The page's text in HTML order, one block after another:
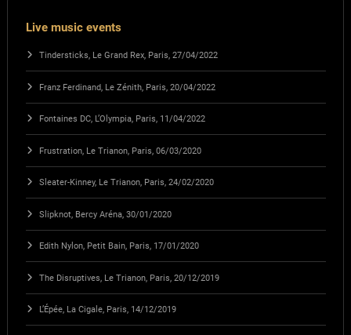
Live music events
Tindersticks, Le Grand Rex, Paris, 27/04/2022
Franz Ferdinand, Le Zénith, Paris, 20/04/2022
Fontaines DC, L’Olympia, Paris, 11/04/2022
Frustration, Le Trianon, Paris, 06/03/2020
Sleater-Kinney, Le Trianon, Paris, 24/02/2020
Slipknot, Bercy Aréna, 30/01/2020
Edith Nylon, Petit Bain, Paris, 17/01/2020
The Disruptives, Le Trianon, Paris, 20/12/2019
L’Épée, La Cigale, Paris, 14/12/2019